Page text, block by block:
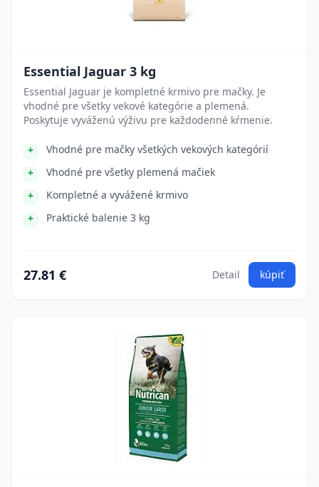
Essential Jaguar 3 kg
Essential Jaguar je kompletné krmivo pre mačky. Je
vhodné pre všetky vekové kategórie a plemená.
Poskytuje vyváženú výživu pre každodenné kŕmenie.
Vhodné pre mačky všetkých vekových kategórií
Vhodné pre všetky plemená mačiek
Kompletné a vyvážené krmivo
Praktické balenie 3 kg
27.81 € Detail kúpiť